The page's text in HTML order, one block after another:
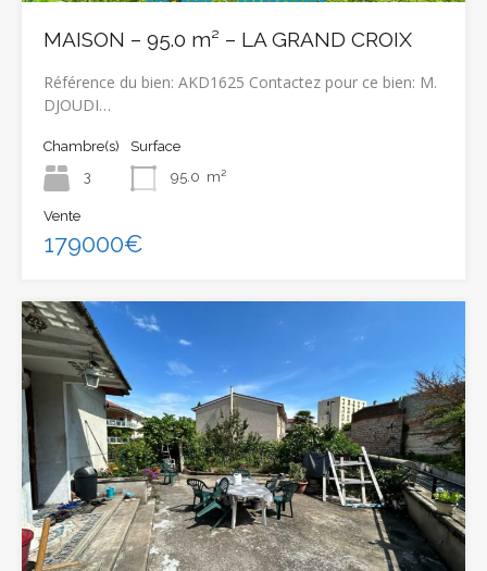
MAISON – 95.0 m² – LA GRAND CROIX
Référence du bien: AKD1625 Contactez pour ce bien: M.
DJOUDI…
Chambre(s)
3
Surface
95.0 m²
Vente
179000€